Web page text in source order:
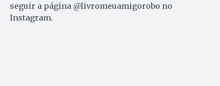
seguir a página @livromeuamigorobo no
Instagram.